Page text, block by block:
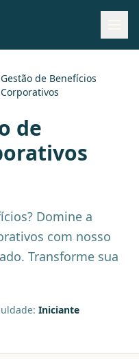
Gestão de Benefícios
Corporativos
de
Domine a
com nosso
Transforme sua
Iniciante